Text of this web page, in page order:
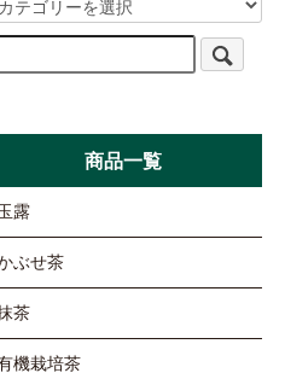
商品一覧
露
ぶせ茶
茶
機栽培茶